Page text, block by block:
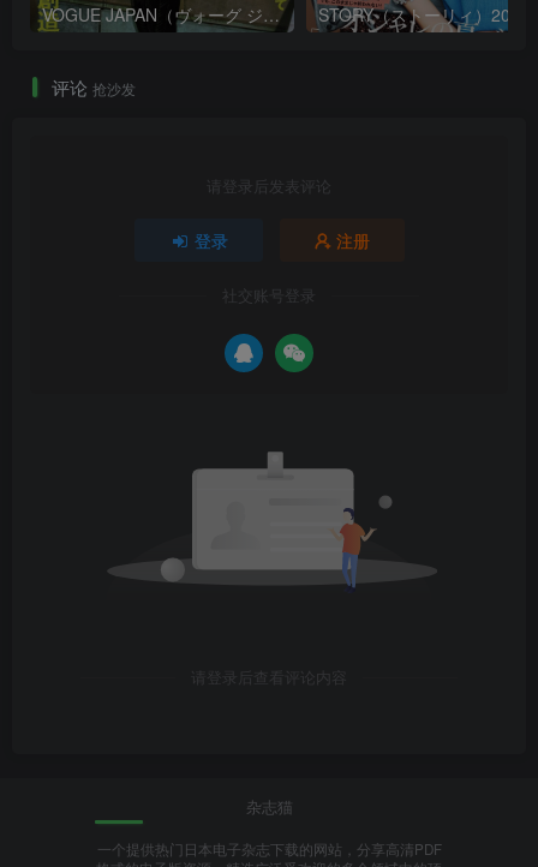
VOGUE JAPAN（ヴォーグ ジャパン）2026年9月号
评论 抢沙发
请登录后发表评论
登录 注册
社交账号登录
请登录后查看评论内容
杂志猫
一个提供热门日本电子杂志下载的网站，分享高清PDF